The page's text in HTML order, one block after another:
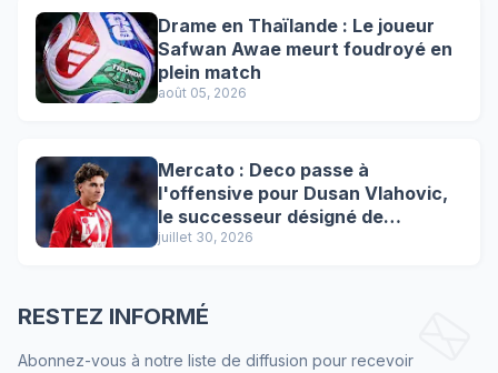
Drame en Thaïlande : Le joueur
Safwan Awae meurt foudroyé en
plein match
août 05, 2026
Mercato : Deco passe à
l'offensive pour Dusan Vlahovic,
le successeur désigné de
Lewandowski !
juillet 30, 2026
RESTEZ INFORMÉ
Abonnez-vous à notre liste de diffusion pour recevoir